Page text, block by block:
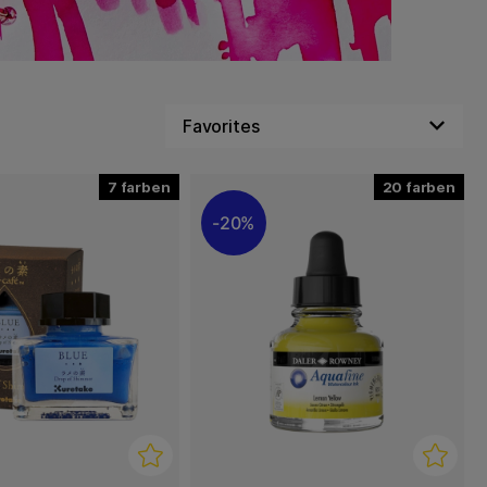
7 20
20%